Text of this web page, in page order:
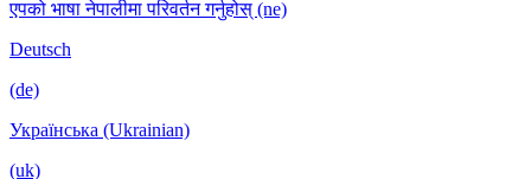
एपको भाषा नेपालीमा परिवर्तन गर्नुहोस् (ne)
Українська (Ukrainian)